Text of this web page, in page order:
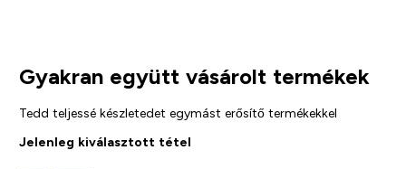
Gyakran együtt vásárolt termékek
Tedd teljessé készletedet egymást erősítő termékekkel
Jelenleg kiválasztott tétel